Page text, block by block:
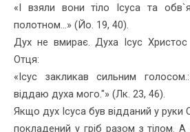
«І взяли вони тіло Ісуса та
полот­ном...» (Йо. 19, 40).
Дух не вмирає. Духа Ісус
Отця:
«Ісус закликав сильним
віддаю духа мого."» (Лк. 23, 46).
Якщо дух Ісуса був відданий у руки
пок­ладений у гріб разом з тілом. А